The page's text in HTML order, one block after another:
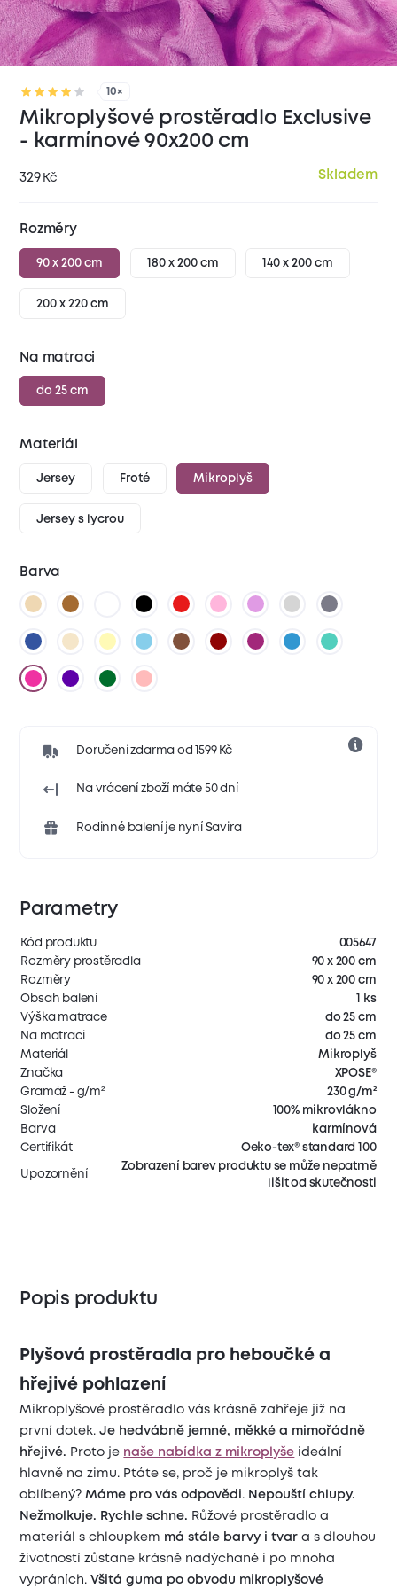
10×
Mikroplyšové prostěradlo Exclusive
- karmínové 90x200 cm
329 Kč Skladem
Rozměry
90 x 200 cm 180 x 200 cm 140 x 200 cm
200 x 220 cm
Na matraci
do 25 cm
Materiál
Jersey Froté Mikroplyš
Jersey s lycrou
Barva
Doručení zdarma od 1599 Kč
Na vrácení zboží máte 50 dní
Rodinné balení je nyní Savira
Parametry
Kód produktu
005647
Rozměry prostěradla
90 x 200 cm
Rozměry
90 x 200 cm
Obsah balení
1 ks
Výška matrace
do 25 cm
Na matraci
do 25 cm
Materiál
Mikroplyš
Značka
XPOSE®
Gramáž - g/m²
230 g/m²
Složení
100% mikrovlákno
Barva
karmínová
Certifikát
Oeko-tex® standard 100
Upozornění
Zobrazení barev produktu se může nepatrně
lišit od skutečnosti
Popis produktu
Plyšová prostěradla pro heboučké a
hřejivé pohlazení
Mikroplyšové prostěradlo vás krásně zahřeje již na
první dotek.Je hedvábně jemné, měkké a mimořádně
hřejivé. Proto je naše nabídka z mikroplyše ideální
hlavně na zimu. Ptáte se, proč je mikroplyš tak
oblíbený?Máme pro vás odpovědi . Nepouští chlupy.
Nežmolkuje. Rychle schne. Růžové prostěradlo a
materiál s chloupkem má stále barvy i tvara s dlouhou
životností zůstane krásně nadýchané i po mnoha
vypráních. Všitá guma po obvodu mikroplyšové